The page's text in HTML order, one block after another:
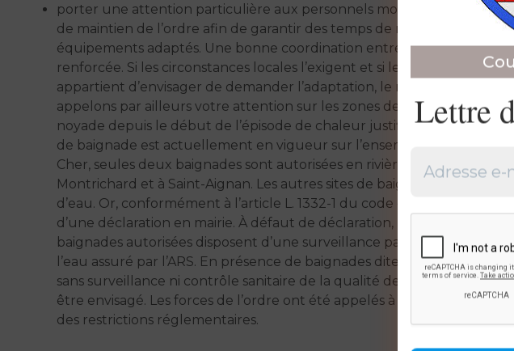
porter une attention particulière aux personnels mobilisés dans le
de maintien de l’ordre afin de garantir des temps de relève suffisants,
équipements adaptés. Une bonne coordination entre vos services et
renforcée. Si les circonstances locales l’exigent et si les conditions de
appartient d’envisager de demander l’adaptation, le report ou
appelons par ailleurs votre attention sur les zones de baignade non
noyade depuis le début de l’épisode de chaleur justifie une vigilance
de baignade est actuellement en vigueur sur l’ensemble de la Loire.
Cher, seules deux baignades sont autorisées en rivière sur le Cher, à
Montrichard et à Saint-Aignan. Les autres sites de baignade autorisés
d’eau. Or, conformément à l’article L. 1332-1 du code de la santé
d’une déclaration en mairie. À défaut de déclaration, la baignade ne
baignades autorisées disposent d’une surveillance par maître-nageur
l’eau assuré par l’ARS. En présence de baignades dites « sauvages »
sans surveillance ni contrôle sanitaire de la qualité de l’eau, un arrêté
être envisagé. Les forces de l’ordre ont été appelés à renforcer leur
des restrictions réglementaires.
Lettre